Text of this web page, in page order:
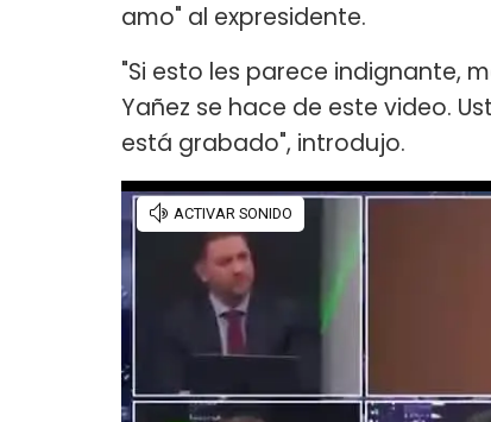
amo" al expresidente.
"Si esto les parece indignante,
Yañez se hace de este video.
está grabado", introdujo.